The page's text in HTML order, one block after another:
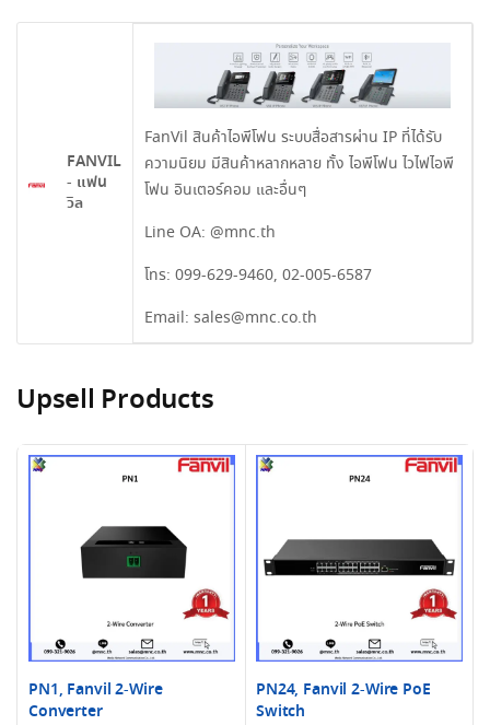
FANVIL
- แฟน
วิล
FanVil สินค้าไอพีโฟน ระบบสื่อสารผ่าน IP ที่ได้รับ
ความนิยม มีสินค้าหลากหลาย ทั้ง ไอพีโฟน ไวไฟไอพี
โฟน อินเตอร์คอม และอื่นๆ
Line OA: @mnc.th
โทร: 099-629-9460, 02-005-6587
Email: sales@mnc.co.th
Upsell Products
PN1, Fanvil 2-Wire
Converter
PN24, Fanvil 2-Wire PoE
Switch